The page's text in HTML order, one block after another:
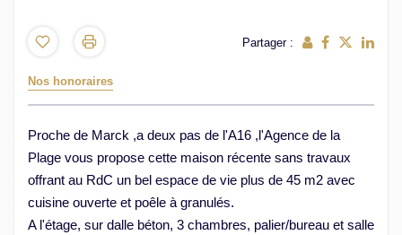
Partager :
Nos honoraires
Proche de Marck ,a deux pas de l'A16 ,l'Agence de la
Plage vous propose cette maison récente sans travaux
offrant au RdC un bel espace de vie plus de 45 m2 avec
cuisine ouverte et poêle à granulés.
A l'étage, sur dalle béton, 3 chambres, palier/bureau et salle